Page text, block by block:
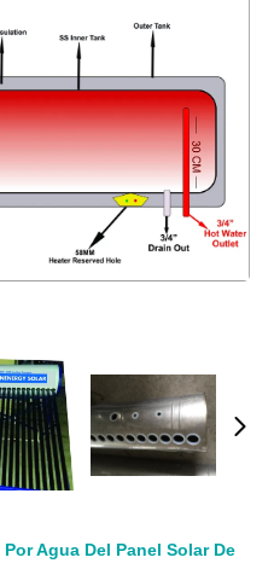
Agua Del Panel Solar De